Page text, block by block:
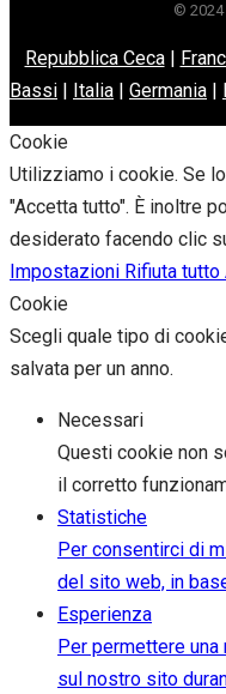
©
Repubblica Ceca|
Bassi | Italia | Germania |
Cookie
Utilizziamo i cookie. Se
"Accetta tutto". È inoltre
desiderato facendo clic
Impostazioni Rifiuta tutto
Cookie
Scegli quale tipo di
salvata per un anno.
Necessari
Questi cookie non
il corretto
Statistiche
Per consentirci di
del sito web, in
Esperienza
Per permettere
sul nostro sito